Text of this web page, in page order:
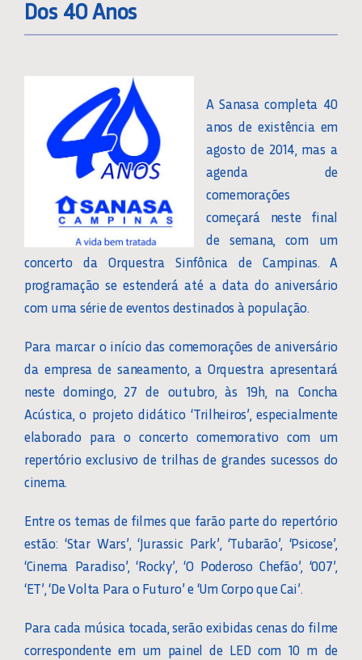
Dos 40 Anos
A Sanasa completa 40
anos de existência em
agosto de 2014, mas a
agenda de
comemorações
começará neste final
de semana, com um
concerto da Orquestra Sinfônica de Campinas. A
programação se estenderá até a data do aniversário
com uma série de eventos destinados à população.
Para marcar o início das comemorações de aniversário
da empresa de saneamento, a Orquestra apresentará
neste domingo, 27 de outubro, às 19h, na Concha
Acústica, o projeto didático ‘Trilheiros’, especialmente
elaborado para o concerto comemorativo com um
repertório exclusivo de trilhas de grandes sucessos do
cinema.
Entre os temas de filmes que farão parte do repertório
estão: ‘Star Wars’, ‘Jurassic Park’, ‘Tubarão’, ‘Psicose’,
‘Cinema Paradiso’, ‘Rocky’, ‘O Poderoso Chefão’, ‘007’,
‘ET’, ‘De Volta Para o Futuro’ e ‘Um Corpo que Cai’.
Para cada música tocada, serão exibidas cenas do filme
correspondente em um painel de LED com 10 m de